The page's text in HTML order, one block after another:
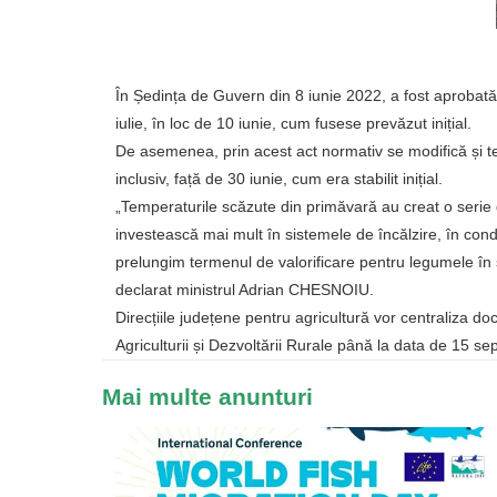
În Ședința de Guvern din 8 iunie 2022, a fost
iulie, în loc de 10 iunie, cum fusese prevăzut inițial.
De asemenea, prin acest act normativ se modifică și
inclusiv, față de 30 iunie, cum era stabilit inițial.
„Temperaturile scăzute din primăvară au creat o
investească mai mult în sistemele de încălzire, în
prelungim termenul de valorificare pentru legumele
declarat ministrul Adrian CHESNOIU.
Direcțiile județene pentru agricultură vor centraliza
Agriculturii și Dezvoltării Rurale până la data de 15
Mai multe anunturi